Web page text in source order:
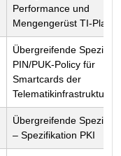
Performance und
Mengengerüst TI-
Übergreifende
PIN/PUK-Policy für
Smartcards der
Telematikinfrastruktur
Übergreifende
– Spezifikation PKI